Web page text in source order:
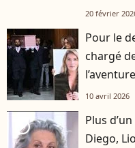
20 février
Pour le
chargé
10 avril 2026
player2
Plus
Diego,